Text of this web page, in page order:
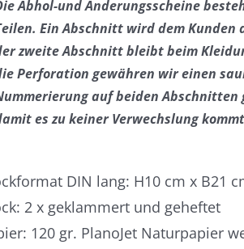
Abhol-und Änderungsscheine
Ein Abschnitt wird dem Kunden
zweite Abschnittbleibt beim
Perforation gewähren wir einen
auf beiden Abschnitten
es zu keiner Verwechslung
DIN lang: H10 cm x B21
2 x geklammert und geheftet
120 gr. PlanoJet Naturpapier